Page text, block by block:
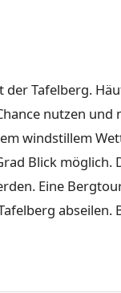
Tafelberg.
nutzen und
windstillem
Blick möglich.
Eine
abseilen.